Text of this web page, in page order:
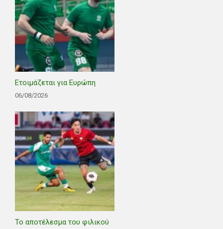
Ετοιμάζεται για Ευρώπη
06/08/2026
Το αποτέλεσμα του φιλικού